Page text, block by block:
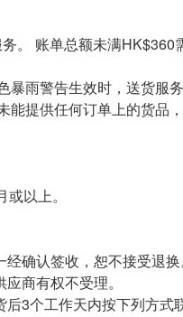
。 账单总额未满HK$360
雨警告生效时，送货服务
提供任何订单上的货品
以上。
确认签收，恕不接受退换
商有权不受理。
3个工作天内按下列方式